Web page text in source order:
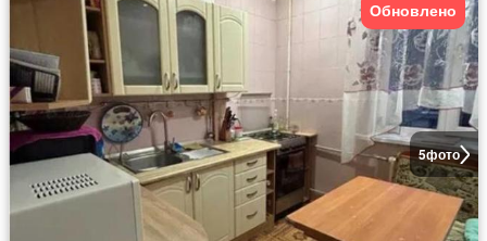
5фото
Обновлено